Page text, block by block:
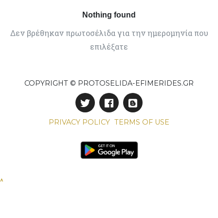
Nothing found
Δεν βρέθηκαν πρωτοσέλιδα για την ημερομηνία που
επιλέξατε
COPYRIGHT © PROTOSELIDA-EFIMERIDES.GR
PRIVACY POLICY TERMS OF USE
^